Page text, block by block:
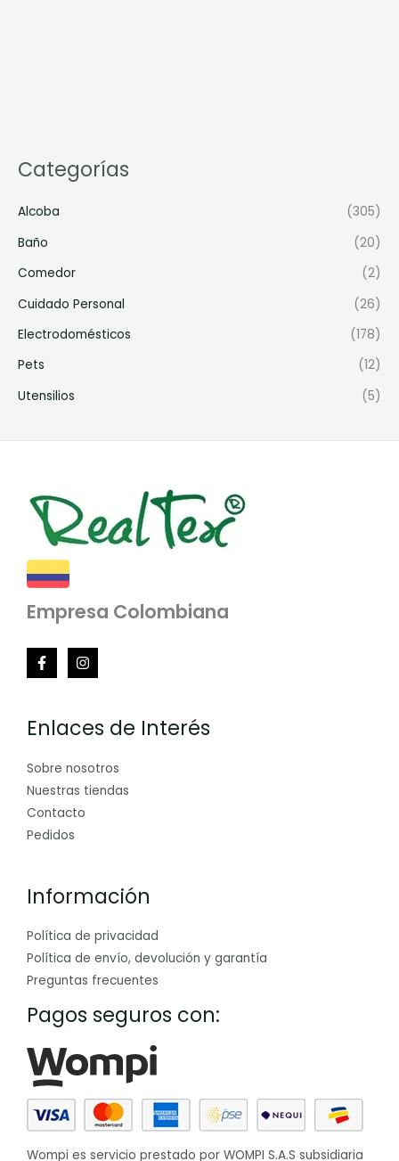
Categorías
Alcoba
(305)
Baño
(20)
Comedor
(2)
Cuidado Personal
(26)
Electrodomésticos
(178)
Pets
(12)
Utensilios
(5)
Empresa Colombiana
Enlaces de Interés
Sobre nosotros
Nuestras tiendas
Contacto
Pedidos
Información
Política de privacidad
Política de envío, devolución y garantía
Preguntas frecuentes
Pagos seguros con:
Wompi es servicio prestado por WOMPI S.A.S subsidiaria